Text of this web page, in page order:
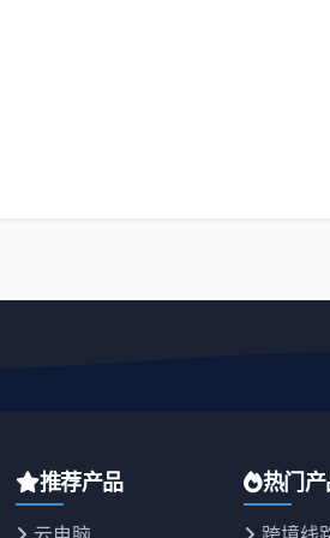
推荐产品 热门产